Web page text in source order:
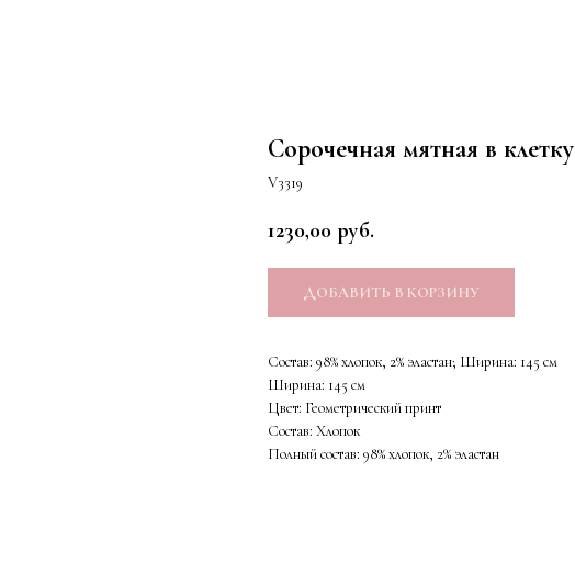
Сорочечная мятная в клетку
V3319
1230,00 руб.
ДОБАВИТЬ В КОРЗИНУ
Состав: 98% хлопок, 2% эластан; Ширина: 145 см
Ширина: 145 см
Цвет: Геометрический принт
Состав: Хлопок
Полный состав: 98% хлопок, 2% эластан